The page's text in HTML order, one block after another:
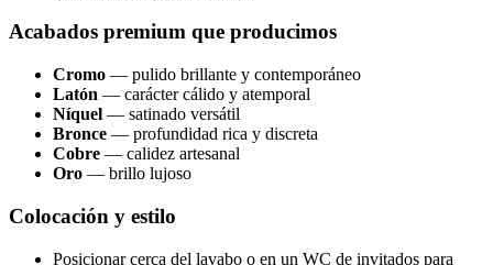
Acabados premium que producimos
Cromo — pulido brillante y contemporáneo
Latón — carácter cálido y atemporal
Níquel — satinado versátil
Bronce — profundidad rica y discreta
Cobre — calidez artesanal
Oro — brillo lujoso
Colocación y estilo
Posicionar cerca del lavabo o en un WC de invitados para